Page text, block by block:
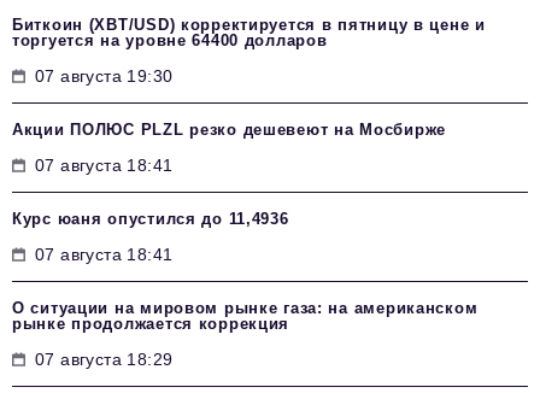
Биткоин (XBT/USD) корректируется в пятницу в цене и
торгуется на уровне 64400 долларов
07 августа 19:30
Акции ПОЛЮС PLZL резко дешевеют на Мосбирже
07 августа 18:41
Курс юаня опустился до 11,4936
07 августа 18:41
О ситуации на мировом рынке газа: на американском
рынке продолжается коррекция
07 августа 18:29